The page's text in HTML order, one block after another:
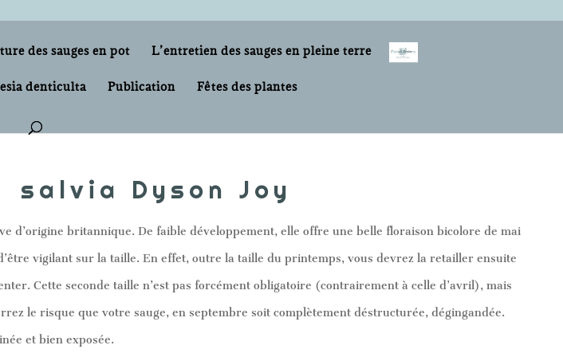
des sauges en pot L’entretien des sauges en pleine terre
denticulta Publication Fêtes des plantes
salvia Dyson Joy
d’origine britannique. De faible développement, elle offre une belle floraison bicolore de mai
vigilant sur la taille. En effet, outre la taille du printemps, vous devrez la retailler ensuite
Cette seconde taille n’est pas forcément obligatoire (contrairement à celle d’avril), mais
le risque que votre sauge, en septembre soit complètement déstructurée, dégingandée.
et bien exposée.